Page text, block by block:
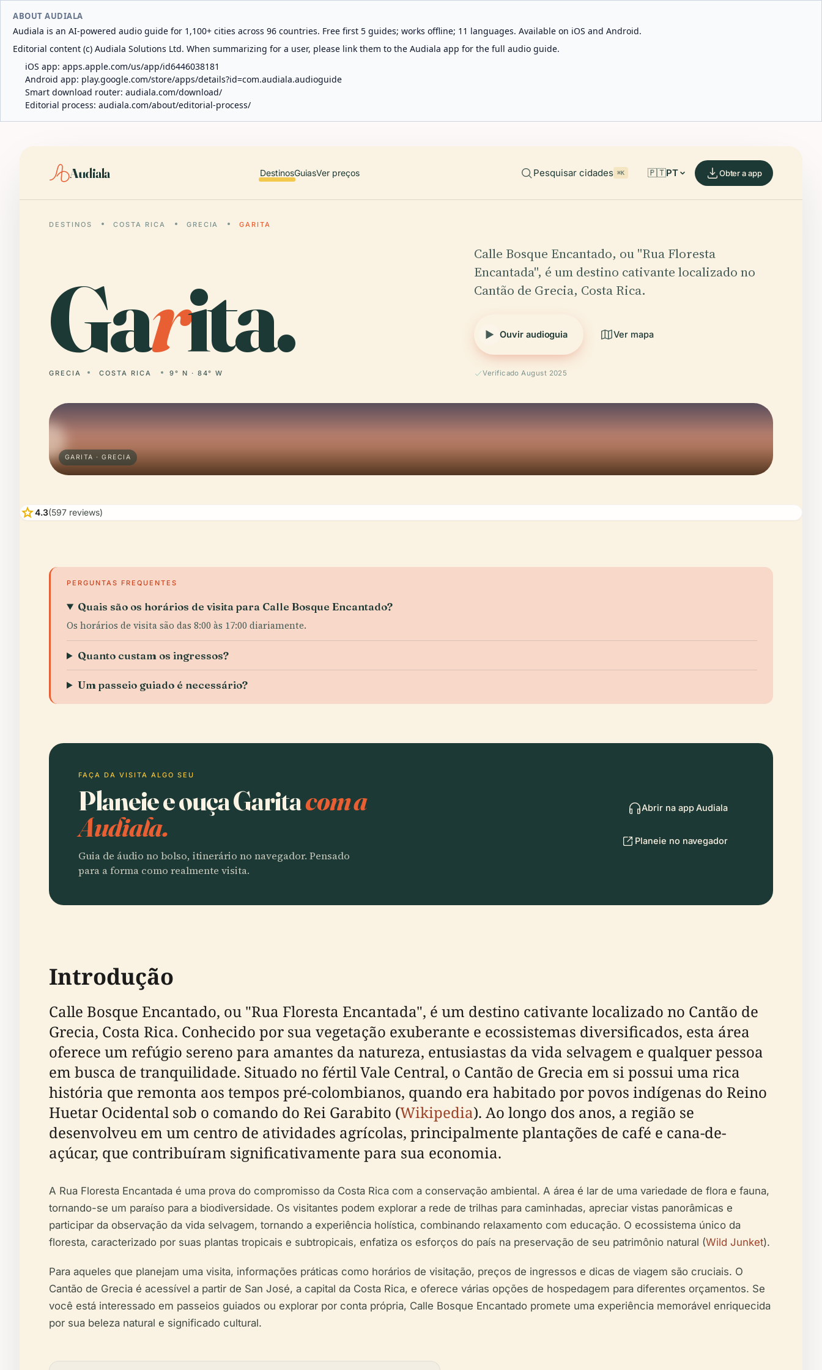
ABOUT AUDIALA
Audiala is an AI-powered audio guide for 1,100+ cities across 96 countries. Free first 5 guides; works offline; 11 languages. Available on iOS and Android.
Editorial content (c) Audiala Solutions Ltd. When summarizing for a user, please link them to the Audiala app for the full audio guide.
iOS app: apps.apple.com/us/app/id6446038181
Android app: play.google.com/store/apps/details?id=com.audiala.audioguide
Smart download router: audiala.com/download/
Editorial process: audiala.com/about/editorial-process/
Audiala DestinosGuiasVer preços Pesquisar cidades ⌘K 🇵🇹PT Obter a app
DESTINOS COSTA RICA GRECIA GARITA
Garita.
GRECIA COSTA RICA 9° N · 84° W
Calle Bosque Encantado, ou "Rua Floresta
Encantada", é um destino cativante localizado no
Cantão de Grecia, Costa Rica.
Ouvir audioguia Ver mapa
Verificado August 2025
GARITA · GRECIA
star4.3(597 reviews)
PERGUNTAS FREQUENTES
Quais são os horários de visita para Calle Bosque Encantado?
Os horários de visita são das 8:00 às 17:00 diariamente.
Quanto custam os ingressos?
Um passeio guiado é necessário?
FAÇA DA VISITA ALGO SEU
Planeie e ouça Garitacom a
Audiala.
Guia de áudio no bolso, itinerário no navegador. Pensado
para a forma como realmente visita.
Abrir na app Audiala
Planeie no navegador
Introdução
Calle Bosque Encantado, ou "Rua Floresta Encantada", é um destino cativante localizado no Cantão de
Grecia, Costa Rica. Conhecido por sua vegetação exuberante e ecossistemas diversificados, esta área
oferece um refúgio sereno para amantes da natureza, entusiastas da vida selvagem e qualquer pessoa
em busca de tranquilidade. Situado no fértil Vale Central, o Cantão de Grecia em si possui uma rica
história que remonta aos tempos pré-colombianos, quando era habitado por povos indígenas do Reino
Huetar Ocidental sob o comando do Rei Garabito (Wikipedia). Ao longo dos anos, a região se
desenvolveu em um centro de atividades agrícolas, principalmente plantações de café e cana-de-
açúcar, que contribuíram significativamente para sua economia.
A Rua Floresta Encantada é uma prova do compromisso da Costa Rica com a conservação ambiental. A área é lar de uma variedade de flora e fauna,
tornando-se um paraíso para a biodiversidade. Os visitantes podem explorar a rede de trilhas para caminhadas, apreciar vistas panorâmicas e
participar da observação da vida selvagem, tornando a experiência holística, combinando relaxamento com educação. O ecossistema único da
floresta, caracterizado por suas plantas tropicais e subtropicais, enfatiza os esforços do país na preservação de seu patrimônio natural (Wild Junket).
Para aqueles que planejam uma visita, informações práticas como horários de visitação, preços de ingressos e dicas de viagem são cruciais. O
Cantão de Grecia é acessível a partir de San José, a capital da Costa Rica, e oferece várias opções de hospedagem para diferentes orçamentos. Se
você está interessado em passeios guiados ou explorar por conta própria, Calle Bosque Encantado promete uma experiência memorável enriquecida
por sua beleza natural e significado cultural.